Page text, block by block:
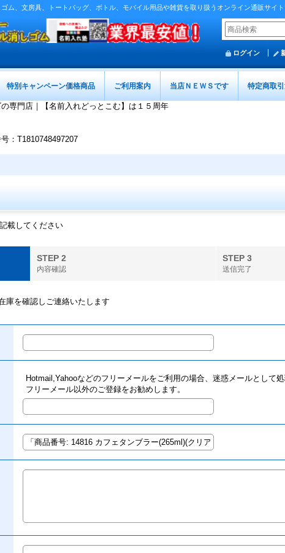
ム、文房具、トートバッグ、ボトル、モバイル用品や雑貨を取り扱うオンライン通販サイト
ログイン
特別キャンペーン価格商品 ご利用案内 当店ＮＥＷＳです 特定商取
専門店｜【名前入れどっとこむ】は１５周年
：T1810748497207
載してください
STEP 2
内容確認
STEP 3
送信完了
庫を確認しご連絡いたします
Hotmail,Yahooなどのフリーメールをご利用の場合、迷惑メールとして
フリーメール以外のご登録をお勧めします。